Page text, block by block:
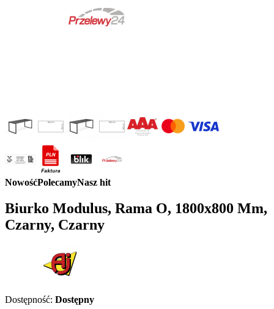
NowośćPolecamyNasz hit
Biurko Modulus, Rama O, 1800x800 Mm,
Czarny, Czarny
Dostępność: Dostępny